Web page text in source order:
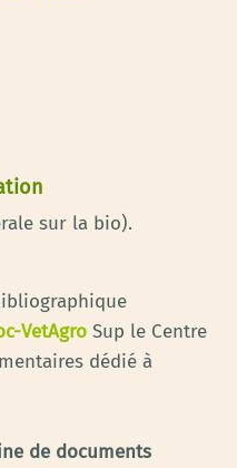
sur la bio).
VetAgro Sup le Centre
dédié à
de documents